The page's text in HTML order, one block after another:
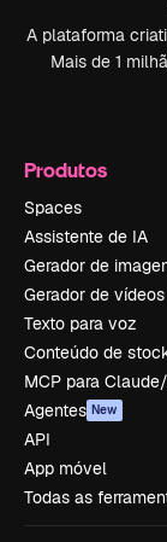
A plataforma
Mais de 1
Produtos
Spaces
Assistente de IA
Gerador de
Gerador de vídeos
Texto para voz
Conteúdo de
MCP para
Agentes New
API
App móvel
Todas as